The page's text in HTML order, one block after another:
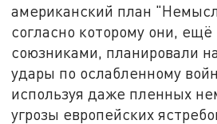
американский план
согласно которому они, ещё
союзниками, планировали
удары по ослабленному
используя даже пленных
угрозы европейских